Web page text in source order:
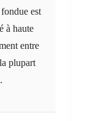
est
à haute
entre
plupart